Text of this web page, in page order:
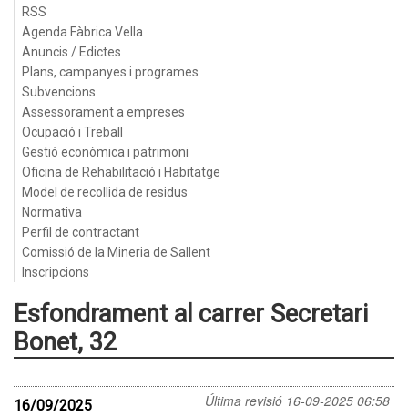
RSS
Agenda Fàbrica Vella
Anuncis / Edictes
Plans, campanyes i programes
Subvencions
Assessorament a empreses
Ocupació i Treball
Gestió econòmica i patrimoni
Oficina de Rehabilitació i Habitatge
Model de recollida de residus
Normativa
Perfil de contractant
Comissió de la Mineria de Sallent
Inscripcions
Esfondrament al carrer Secretari
Bonet, 32
Última revisió 16-09-2025 06:58
16/09/2025